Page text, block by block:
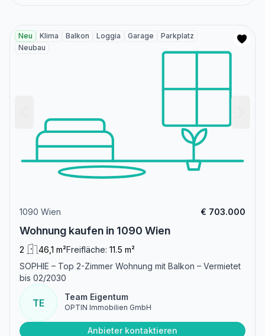
Neu Klima Balkon Loggia Garage
Parkplatz
Neubau
1090 Wien € 703.000
Wohnung kaufen in 1090 Wien
2 46,1 m²Freifläche: 11.5 m²
SOPHIE – Top 2-Zimmer Wohnung mit Balkon – Vermietet
bis 02/2030
TE
Team Eigentum
OPTIN Immobilien GmbH
Anbieter kontaktieren